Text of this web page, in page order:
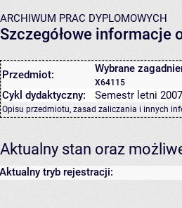
ARCHIWUM PRAC DYPLOMOWYCH
Szczegółowe informacje
Przedmiot: Wybrane
X64115
Cykl dydaktyczny: Semestr letni
Opisu przedmiotu, zasad zaliczania i innych
Aktualny stan oraz
Aktualny tryb rejestracji: